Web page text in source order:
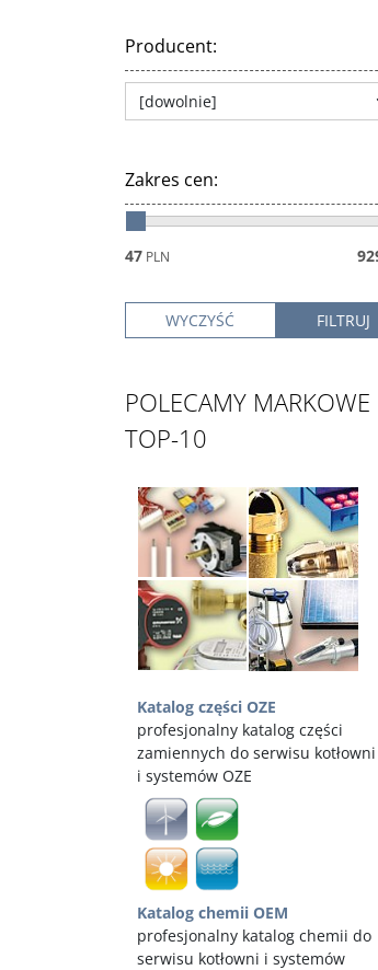
Producent:
Zakres cen:
47 PLN
POLECAMY MARKOWE
TOP-10
Katalog części OZE
profesjonalny katalog części
zamiennych do serwisu kotłowni
i systemów OZE
Katalog chemii OEM
profesjonalny katalog chemii do
serwisu kotłowni i systemów